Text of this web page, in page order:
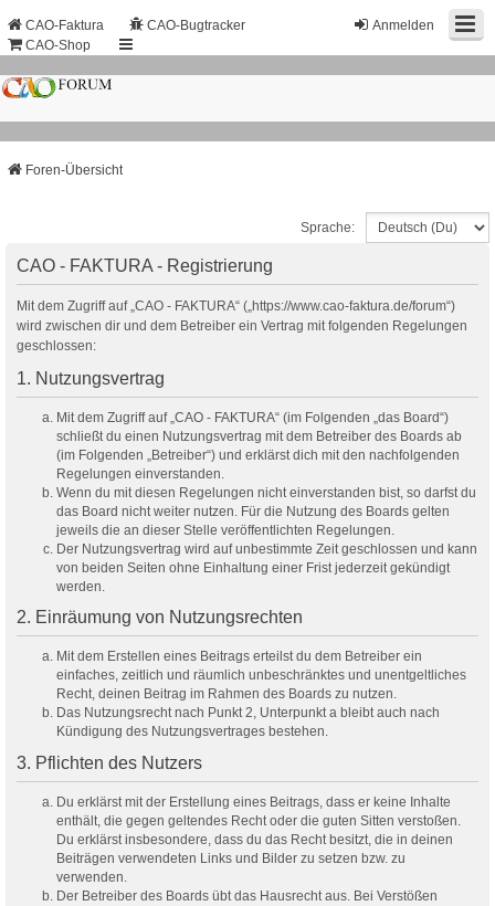
Anmelden
CAO-Faktura
CAO-Bugtracker
CAO-Shop
Foren-Übersicht
Sprache:
CAO - FAKTURA - Registrierung
Mit dem Zugriff auf „CAO - FAKTURA“ („https://www.cao-faktura.de/forum“)
wird zwischen dir und dem Betreiber ein Vertrag mit folgenden Regelungen
geschlossen:
1. Nutzungsvertrag
Mit dem Zugriff auf „CAO - FAKTURA“ (im Folgenden „das Board“)
schließt du einen Nutzungsvertrag mit dem Betreiber des Boards ab
(im Folgenden „Betreiber“) und erklärst dich mit den nachfolgenden
Regelungen einverstanden.
Wenn du mit diesen Regelungen nicht einverstanden bist, so darfst du
das Board nicht weiter nutzen. Für die Nutzung des Boards gelten
jeweils die an dieser Stelle veröffentlichten Regelungen.
Der Nutzungsvertrag wird auf unbestimmte Zeit geschlossen und kann
von beiden Seiten ohne Einhaltung einer Frist jederzeit gekündigt
werden.
2. Einräumung von Nutzungsrechten
Mit dem Erstellen eines Beitrags erteilst du dem Betreiber ein
einfaches, zeitlich und räumlich unbeschränktes und unentgeltliches
Recht, deinen Beitrag im Rahmen des Boards zu nutzen.
Das Nutzungsrecht nach Punkt 2, Unterpunkt a bleibt auch nach
Kündigung des Nutzungsvertrages bestehen.
3. Pflichten des Nutzers
Du erklärst mit der Erstellung eines Beitrags, dass er keine Inhalte
enthält, die gegen geltendes Recht oder die guten Sitten verstoßen.
Du erklärst insbesondere, dass du das Recht besitzt, die in deinen
Beiträgen verwendeten Links und Bilder zu setzen bzw. zu
verwenden.
Der Betreiber des Boards übt das Hausrecht aus. Bei Verstößen